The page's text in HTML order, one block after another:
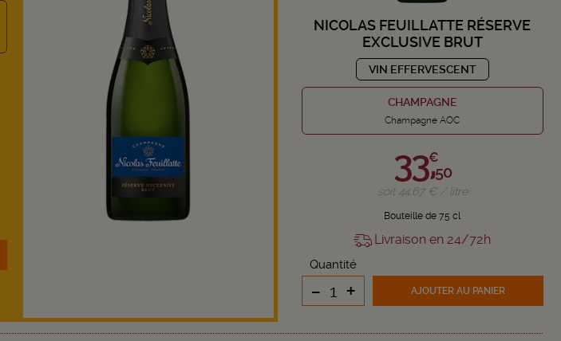
NICOLAS FEUILLATTE RÉSERVE
EXCLUSIVE BRUT
VIN EFFERVESCENT
CHAMPAGNE
Champagne AOC
33,€
50
soit 44,67 € / litre
Bouteille de 75 cl
Livraison en 24/72h
Quantité
- + AJOUTER AU PANIER